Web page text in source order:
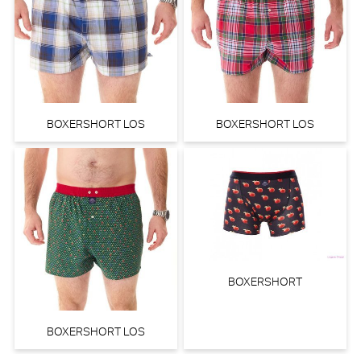
BOXERSHORT LOS BOXERSHORT LOS
BOXERSHORT LOS
BOXERSHORT